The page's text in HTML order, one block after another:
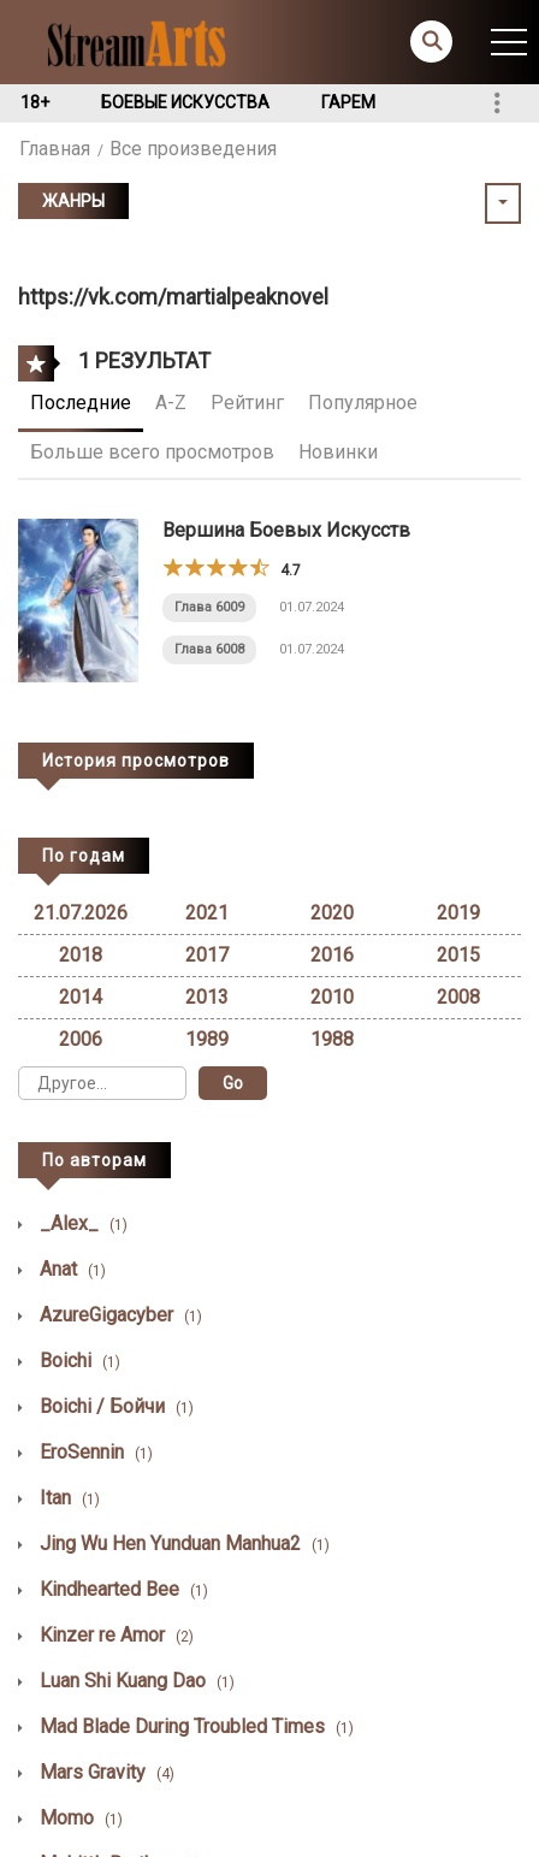
18+ БОЕВЫЕ ИСКУССТВА ГАРЕМ
Главная Все произведения
ЖАНРЫ
https://vk.com/martialpeaknovel
1 РЕЗУЛЬТАТ
Последние A-Z Рейтинг Популярное
Больше всего просмотров Новинки
Вершина Боевых Искусств
4.7
Глава 6009 01.07.2024
Глава 6008 01.07.2024
История просмотров
По годам
21.07.2026 2021 2020
2019
2018
2017 2016
2015
2014
2013 2010
2008
2006
1989 1988
По авторам
_Alex_ (1)
Anat (1)
AzureGigacyber (1)
Boichi (1)
Boichi / Бойчи (1)
EroSennin (1)
Itan (1)
Jing Wu Hen Yunduan Manhua2 (1)
Kindhearted Bee (1)
Kinzer re Amor (2)
Luan Shi Kuang Dao (1)
Mad Blade During Troubled Times (1)
Mars Gravity (4)
Momo (1)